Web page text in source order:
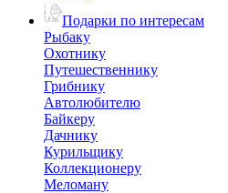
Подарки по интересам
Рыбаку
Охотнику
Путешественнику
Грибнику
Автолюбителю
Байкеру
Дачнику
Курильщику
Коллекционеру
Меломану